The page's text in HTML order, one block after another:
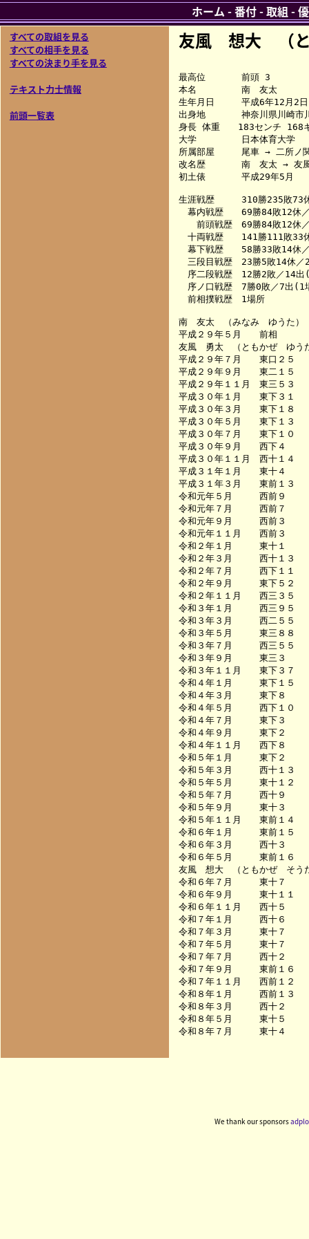
すべての取組を見る
すべての相手を見る
すべての決まり手を見る
テキスト力士情報
前頭一覧表
友風 想大 （
最高位　　　　前頭 3
本名　　　　　南　友太
生年月日　　　平成6年12月2
出身地　　　　神奈川県川崎市
身長 体重　　183センチ 168
大学　　　　　日本体育大学
所属部屋　　　尾車 → 二所ノ
改名歴　　　　南　友太 → 友
初土俵　　　　平成29年5月
生涯戦歴　　　310勝235敗
幕内戦歴　　69勝84敗12休
前頭戦歴　69勝84敗12休
十両戦歴　　141勝111敗33
幕下戦歴　　58勝33敗14休
三段目戦歴　23勝5敗14休
序二段戦歴　12勝2敗／14
序ノ口戦歴　7勝0敗／7出(1
前相撲戦歴　1場所
南　友太　（みなみ　ゆうた）
平成２９年５月　　前相　
友風　勇太　（ともかぜ　ゆう
平成２９年７月　　東口２５
平成２９年９月　　東二１
平成２９年１１月　東三５３
平成３０年１月　　東下３
平成３０年３月　　東下
平成３０年５月　　東下
平成３０年７月　　東下１
平成３０年９月　　西下４
平成３０年１１月　西十１４　
平成３１年１月　　東十４　
平成３１年３月　　東前１
令和元年５月　　　西前９
令和元年７月　　　西前７　
令和元年９月　　　西前３　
令和元年１１月　　西前３
令和２年１月　　　東十１
令和２年３月　　　西十１
令和２年７月　　　西下
令和２年９月　　　東下
令和２年１１月　　西三
令和３年１月　　　西三
令和３年３月　　　西二５
令和３年５月　　　東三８
令和３年７月　　　西三５
令和３年９月　　　東三３
令和３年１１月　　東下３
令和４年１月　　　東下１
令和４年３月　　　東下
令和４年５月　　　西下１
令和４年７月　　　東下
令和４年９月　　　東下
令和４年１１月　　西下８
令和５年１月　　　東下
令和５年３月　　　西十１
令和５年５月　　　東十１
令和５年７月　　　西十９　
令和５年９月　　　東十３　
令和５年１１月　　東前１
令和６年１月　　　東前１
令和６年３月　　　西十３
令和６年５月　　　東前１
友風　想大　（ともかぜ　そう
令和６年７月　　　東十７　
令和６年９月　　　東十１
令和６年１１月　　西十５
令和７年１月　　　西十６
令和７年３月　　　東十７
令和７年５月　　　東十７　
令和７年７月　　　西十２
令和７年９月　　　東前１
令和７年１１月　　西前１
令和８年１月　　　西前１
令和８年３月　　　西十２
令和８年５月　　　東十５
ホーム -番付-取組 -
We thank our sponsors